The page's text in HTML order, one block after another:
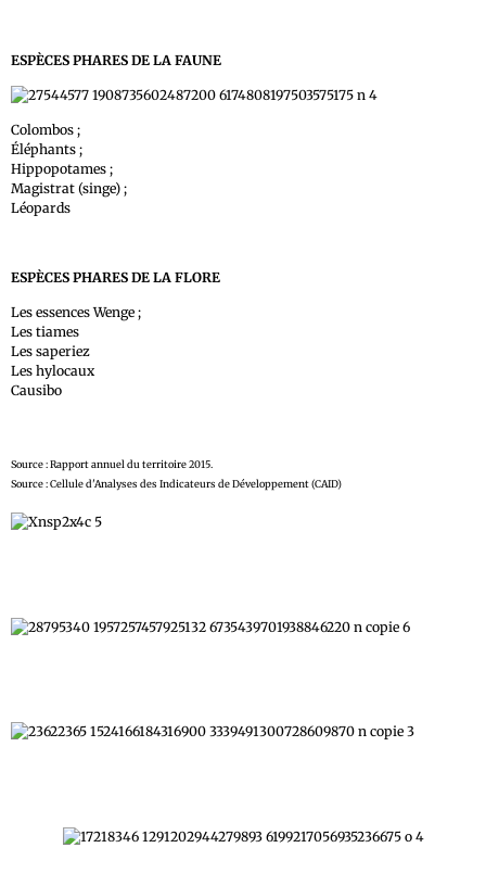
ESPÈCES PHARES DE LA FAUNE
Colombos ;
Éléphants ;
Hippopotames ;
Magistrat (singe) ;
Léopards
ESPÈCES PHARES DE LA FLORE
Les essences Wenge ;
Les tiames
Les saperiez
Les hylocaux
Causibo
Source : Rapport annuel du territoire 2015.
Source : Cellule d'Analyses des Indicateurs de Développement (CAID)